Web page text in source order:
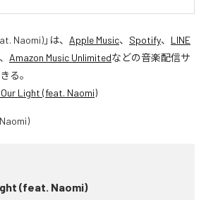
Naomi)」は、 Apple Music、 Spotify、 LINE
、 Amazon Music Unlimitedなどの音楽配信サ
る。
Light (feat. Naomi)
(feat. Naomi)